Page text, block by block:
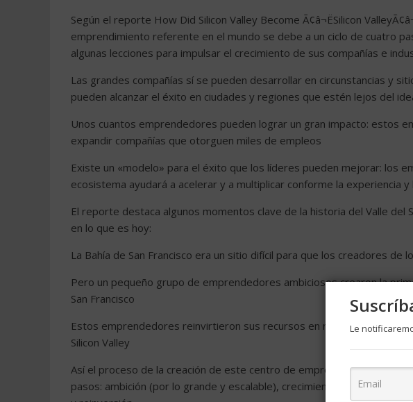
Según el reporte How Did Silicon Valley Become Ã¢â¬ËSilicon
emprendimiento referente en el mundo se debe a un ciclo de cuatro
algunas lecciones para impulsar el crecimiento de sus compañías e
Las grandes compañías sí se pueden desarrollar en circunstancias y
pueden alcanzar el éxito en ciudades y regiones que estén lejos del
Unos cuantos emprendedores pueden lograr un gran impacto: estos
expandir compañías que otorguen miles de empleos
Existe un «modelo» para el éxito que los líderes pueden mejorar: los
ecosistema ayudará a acelerar y a multiplicar conforme la experiencia y
El reporte destaca algunos momentos clave de la historia del Valle del
en lo que es hoy:
La Bahía de San Francisco era un sitio difícil para que los creadores de
Pero un pequeño grupo de emprendedores ambiciosos crearon la
San Francisco
Estos emprendedores reinvirtieron sus recursos en nuevas
Silicon Valley
Así el proceso de la creación de este centro de emprendimiento
pasos: ambición (por lo grande y escalable), crecimiento,compromiso
Le